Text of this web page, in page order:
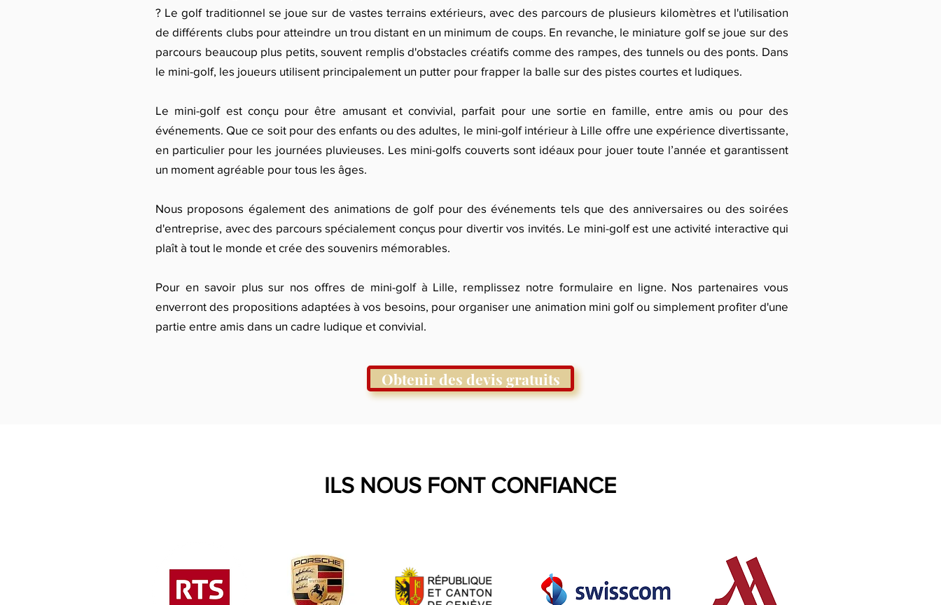
? Le golf traditionnel se joue sur de vastes terrains extérieurs, avec des parcours de plusieurs kilomètres et l'utilisation
de différents clubs pour atteindre un trou distant en un minimum de coups. En revanche, le miniature golf se joue sur des
parcours beaucoup plus petits, souvent remplis d'obstacles créatifs comme des rampes, des tunnels ou des ponts. Dans
le mini-golf, les joueurs utilisent principalement un putter pour frapper la balle sur des pistes courtes et ludiques.
Le mini-golf est conçu pour être amusant et convivial, parfait pour une sortie en famille, entre amis ou pour des
événements. Que ce soit pour des enfants ou des adultes, le mini-golf intérieur à Lille offre une expérience divertissante,
en particulier pour les journées pluvieuses. Les mini-golfs couverts sont idéaux pour jouer toute l’année et garantissent
un moment agréable pour tous les âges.
Nous proposons également des animations de golf pour des événements tels que des anniversaires ou des soirées
d'entreprise, avec des parcours spécialement conçus pour divertir vos invités. Le mini-golf est une activité interactive qui
plaît à tout le monde et crée des souvenirs mémorables.
Pour en savoir plus sur nos offres de mini-golf à Lille, remplissez notre formulaire en ligne. Nos partenaires vous
enverront des propositions adaptées à vos besoins, pour organiser une animation mini golf ou simplement profiter d'une
partie entre amis dans un cadre ludique et convivial.
Obtenir des devis gratuits
ILS NOUS FONT CONFIANCE